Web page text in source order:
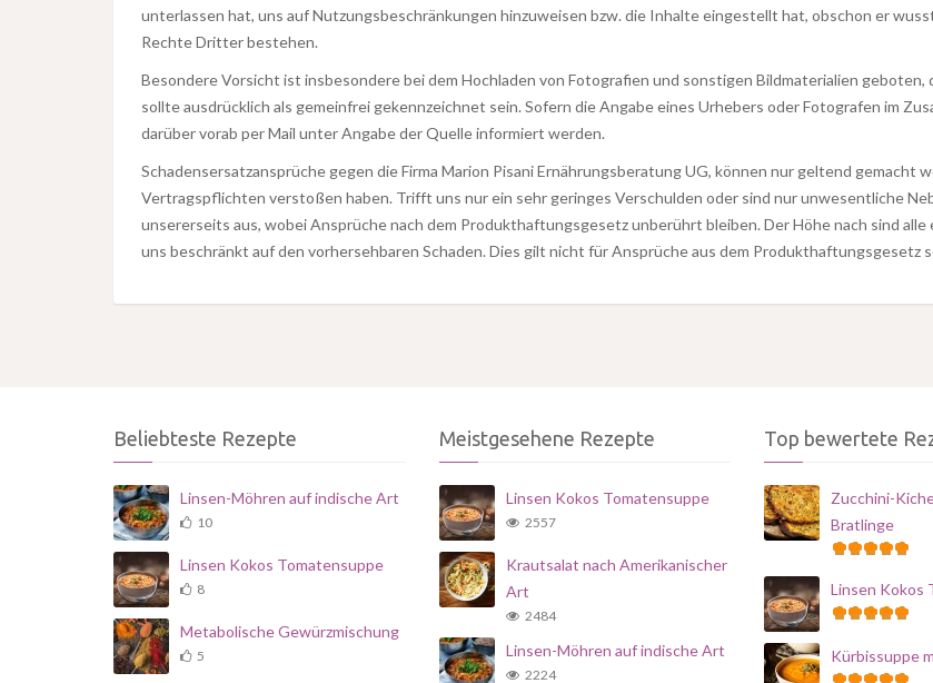
unterlassen hat, uns auf Nutzungsbeschränkungen hinzuweisen bzw. die Inhalte eingestellt hat, obschon er
Rechte Dritter bestehen.
Besondere Vorsicht ist insbesondere bei dem Hochladen von Fotografien und sonstigen Bildmaterialien
sollte ausdrücklich als gemeinfrei gekennzeichnet sein. Sofern die Angabe eines Urhebers oder Fotografen im
darüber vorab per Mail unter Angabe der Quelle informiert werden.
Schadensersatzansprüche gegen die Firma Marion Pisani Ernährungsberatung UG, können nur geltend
Vertragspflichten verstoßen haben. Trifft uns nur ein sehr geringes Verschulden oder sind nur unwesentliche
unsererseits aus, wobei Ansprüche nach dem Produkthaftungsgesetz unberührt bleiben. Der Höhe nach sind
uns beschränkt auf den vorhersehbaren Schaden. Dies gilt nicht für Ansprüche aus dem Produkthaftungsgesetz
Beliebteste Rezepte
Linsen-Möhren auf indische Art
10
Linsen Kokos Tomatensuppe
8
Metabolische Gewürzmischung
5
Meistgesehene Rezepte
Linsen Kokos Tomatensuppe
2557
Krautsalat nach Amerikanischer
Art
2484
Linsen-Möhren auf indische Art
2224
Top bewertete
Zucchini-
Bratlinge
Linsen Kokos
Kürbissuppe